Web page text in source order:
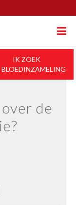
IK ZOEK
BLOEDINZAMELING
de